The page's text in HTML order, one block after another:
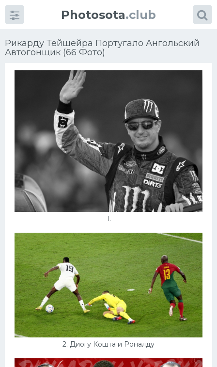
Photosota.club
Рикарду Тейшейра Португало Ангольский
Автогонщик (66 Фото)
1.
2. Диогу Кошта и Роналду
КатегорииФото
Много картинок...
Баскетбол
Хоккей
Конькобежный спорт
Тренажеры
Интерьеры квартир